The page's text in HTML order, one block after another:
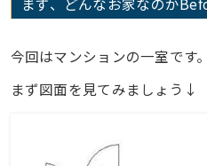
今回はマンションの一室です。
まず図面を見てみましょう↓